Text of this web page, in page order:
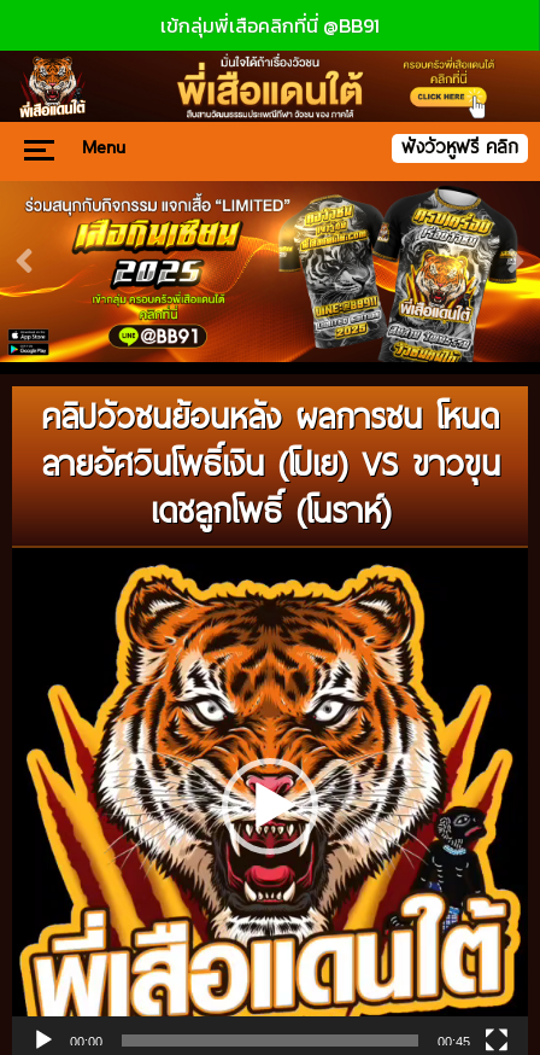
เข้กลุ่มพี่เสือคลิกที่นี่ @BB91
Menu ฟังวัวหูฟรี คลิก
คลิปวัวชนย้อนหลัง ผลการชน โหนด
ลายอัศวินโพธิ์เงิน (โปเย) VS ขาวขุน
เดชลูกโพธิ์ (โนราห์)
00:00 00:45